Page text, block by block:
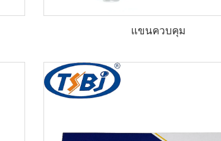
แขนควบคุม